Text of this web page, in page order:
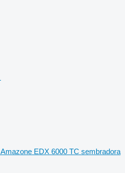
Amazone EDX 6000 TC sembradora